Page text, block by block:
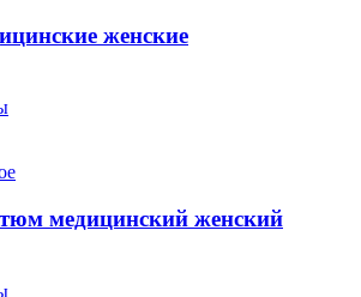
женские
медицинский женский